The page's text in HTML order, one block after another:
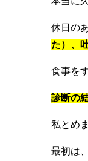
休日の
た）、
食事を
診断の
私とめ
最初は、